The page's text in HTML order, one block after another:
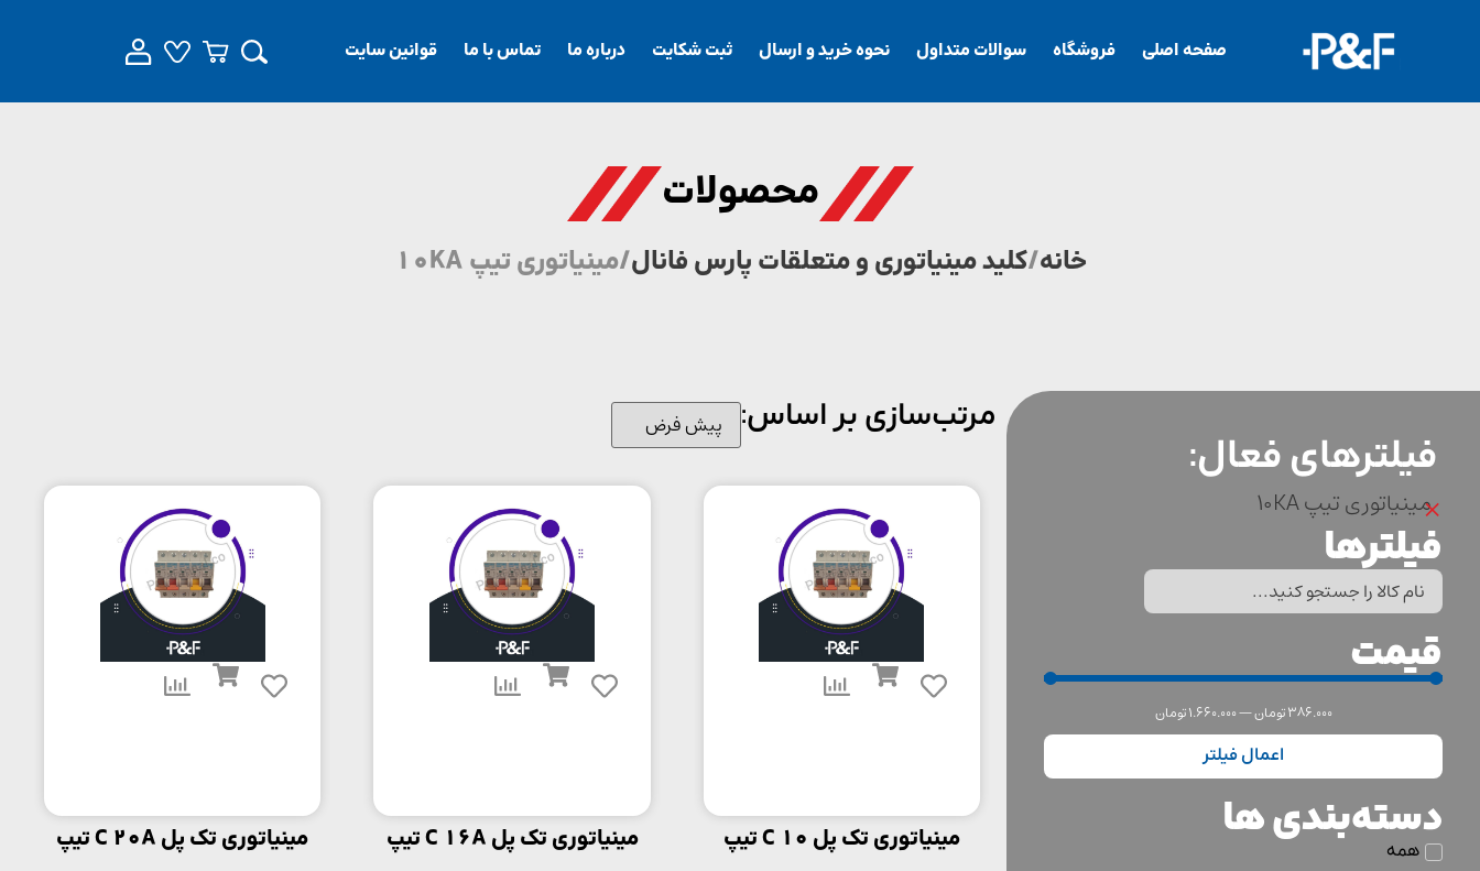
صفحه اصلی فروشگاه سوالات متداول نحوه خرید و ارسال ثبت شکایت درباره ما تماس با ما قوانین سایت
محصولات
خانه/کلید مینیاتوری و متعلقات پارس فانال/ مینیاتوری تیپ 10KA
فیلترهای فعال:
مینیاتوری تیپ 10KA×
فیلترها
قیمت
386.000تومان—
1.660.000تومان
اعمال فیلتر
دسته‌بندی ها
همه
مرتب‌سازی بر اساس:
مینیاتوری تک پل C 10 تیپ
مینیاتوری تک پل C 16A تیپ
مینیاتوری تک پل C 20A تیپ